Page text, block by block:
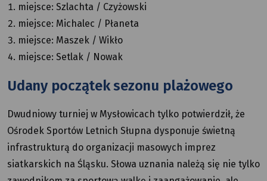
miejsce: Szlachta / Czyżowski
miejsce: Michalec / Płaneta
miejsce: Maszek / Wikło
miejsce: Setlak / Nowak
Udany początek sezonu plażowego
Dwudniowy turniej w Mysłowicach tylko potwierdził, że
Ośrodek Sportów Letnich Słupna dysponuje świetną
infrastrukturą do organizacji masowych imprez
siatkarskich na Śląsku. Słowa uznania należą się nie tylko